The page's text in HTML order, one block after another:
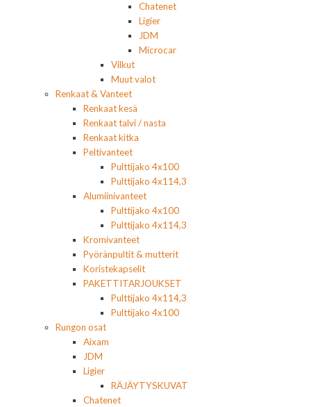
Chatenet
Ligier
JDM
Microcar
Vilkut
Muut valot
Renkaat & Vanteet
Renkaat kesä
Renkaat talvi / nasta
Renkaat kitka
Peltivanteet
Pulttijako 4x100
Pulttijako 4x114,3
Alumiinivanteet
Pulttijako 4x100
Pulttijako 4x114,3
Kromivanteet
Pyöränpultit & mutterit
Koristekapselit
PAKETTITARJOUKSET
Pulttijako 4x114,3
Pulttijako 4x100
Rungon osat
Aixam
JDM
Ligier
RÄJÄYTYSKUVAT
Chatenet